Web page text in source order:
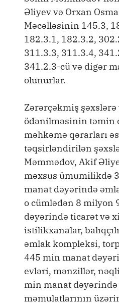
Əliyev və Orxan
Məcəlləsinin 145.3,
182.3.1, 182.3.2,
311.3.3, 311.3.4,
341.2.3-cü və digər
olunurlar.
Zərərçəkmiş
ödənilməsinin təmin
məhkəmə qərarları
təqsirləndirilən
Məmmədov, Akif
məxsus ümumilikdə
manat dəyərində
o cümlədən 8 milyon
dəyərində ticarət və
istilikxanalar,
əmlak kompleksi,
445 min manat
evləri, mənzillər,
min manat
məmulatlarının